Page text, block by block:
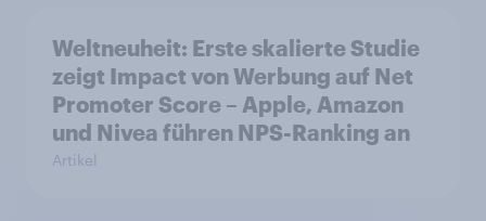
Weltneuheit: Erste skalierte Studie
zeigt Impact von Werbung auf Net
Promoter Score – Apple, Amazon
und Nivea führen NPS-Ranking an
Artikel